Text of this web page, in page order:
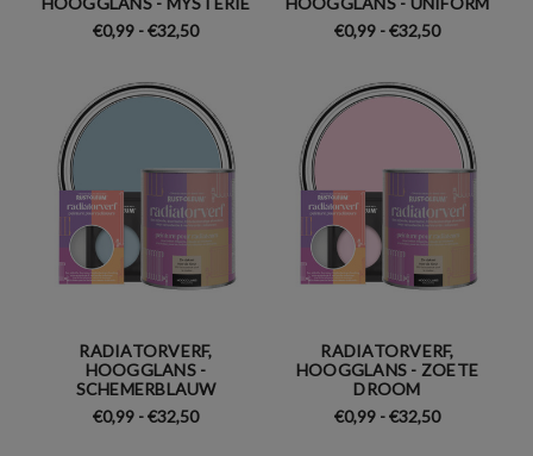
€0,99 - €32,50
€0,99 - €32,50
RADIATORVERF,
HOOGGLANS -
SCHEMERBLAUW
€0,99 - €32,50
RADIATORVERF,
HOOGGLANS - ZOETE
DROOM
€0,99 - €32,50